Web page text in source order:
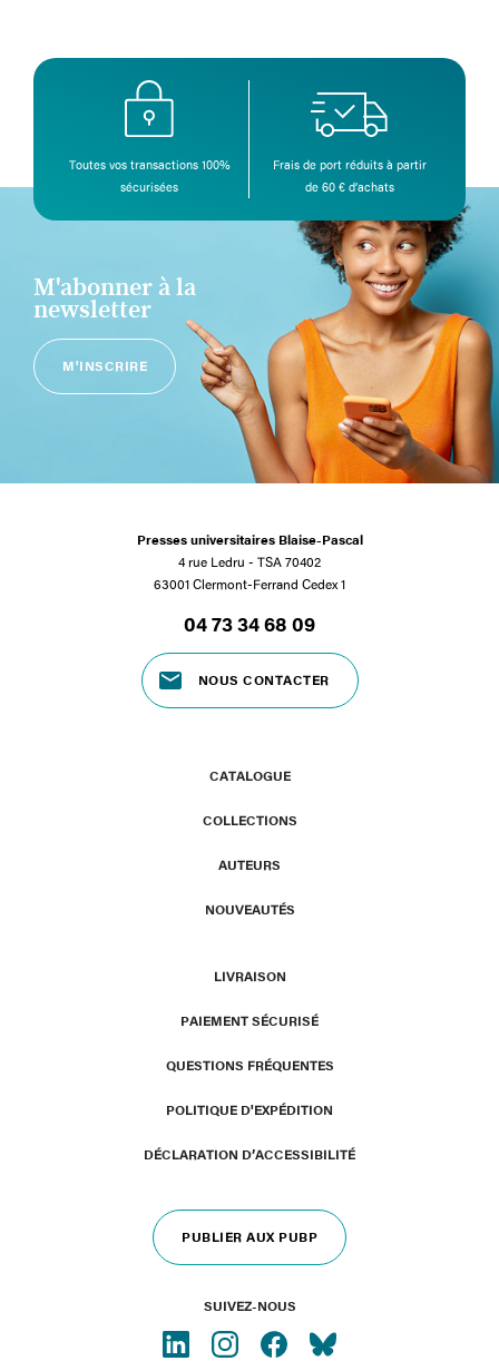
Toutes vos transactions 100%
sécurisées
Frais de port réduits à partir
de 60 € d’achats
M'abonner à la
newsletter
M'INSCRIRE
Presses universitaires Blaise-Pascal
4 rue Ledru - TSA 70402
63001 Clermont-Ferrand Cedex 1
04 73 34 68 09
NOUS CONTACTER
CATALOGUE
COLLECTIONS
AUTEURS
NOUVEAUTÉS
LIVRAISON
PAIEMENT SÉCURISÉ
QUESTIONS FRÉQUENTES
POLITIQUE D'EXPÉDITION
DÉCLARATION D’ACCESSIBILITÉ
PUBLIER AUX PUBP
SUIVEZ-NOUS